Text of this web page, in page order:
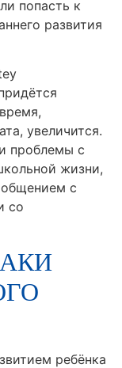
попасть к
развития
увеличится.
проблемы с
жизни,
с
со
ребёнка